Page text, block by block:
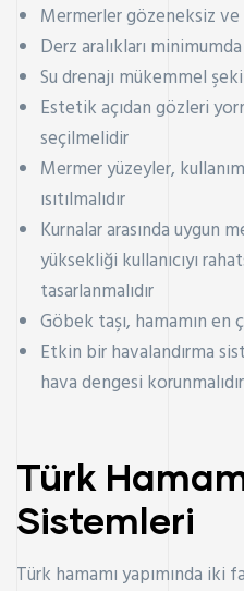
Mermerler gözeneksiz ve
Derz aralıkları
Su drenajı mükemmel
Estetik açıdan gözleri
seçilmelidir
Mermer yüzeyler,
ısıtılmalıdır
Kurnalar arasında uygun
yüksekliği kullanıcıyı
tasarlanmalıdır
Göbek taşı, hamamın en
Etkin bir havalandırma
hava dengesi korunmalıdır
Türk
Sistemleri
Türk hamamı yapımında iki